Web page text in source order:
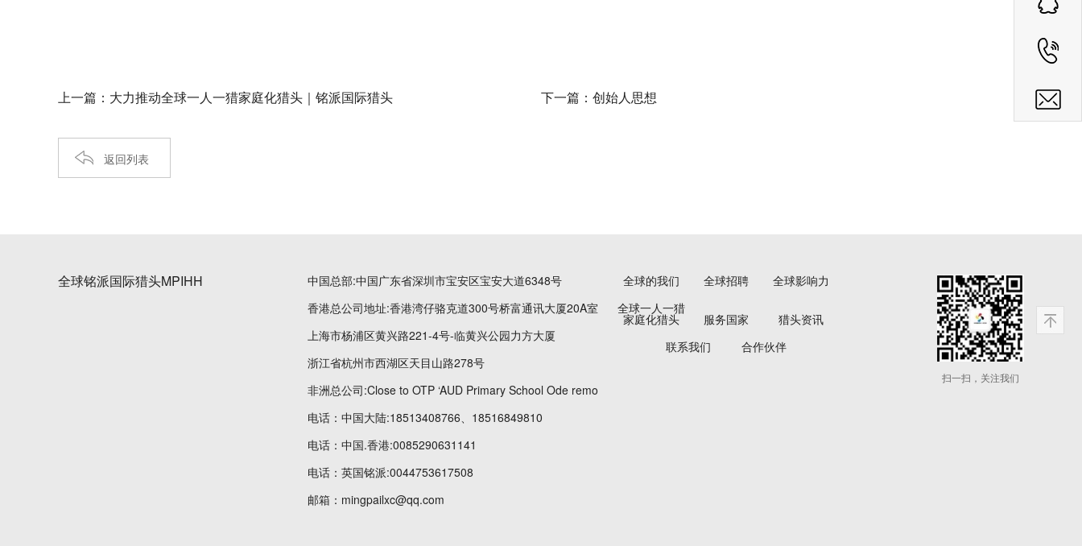
上一篇：大力推动全球一人一猎家庭化猎头｜铭派国际猎头 下一篇：创始人思想
返回列表
全球铭派国际猎头MPIHH
中国总部:中国广东省深圳市宝安区宝安大道6348号
香港总公司地址:香港湾仔骆克道300号桥富通讯大厦20A室
上海市杨浦区黄兴路221-4号-临黄兴公园力方大厦
浙江省杭州市西湖区天目山路278号
非洲总公司:Close to OTP ‘AUD Primary School Ode remo
电话：中国大陆:18513408766、18516849810
电话：中国.香港:0085290631141
电话：英国铭派:0044753617508
邮箱：mingpailxc@qq.com
全球的我们 全球招聘
全球影响力
全球一人一猎
家庭化猎头 服务国家
猎头资讯
联系我们
合作伙伴
扫一扫，关注我们